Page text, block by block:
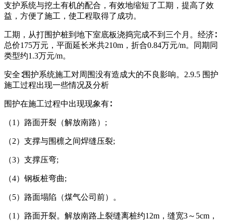
支护系统与挖土有机的配合，有效地缩短了工期，提高了效
益，方便了施工，使工程取得了成功。
工期，从打围护桩到地下室底板浇捣完成不到三个月。经济∶
总价175万元，平面延长米共210m，折合0.84万元/m。同期同
类型约1.3万元/m。
安全∶围护系统施工对周围没有造成大的不良影响。2.9.5 围护
施工过程出现一些情况及分析
围护在施工过程中出现现象有∶
（1）路面开裂（解放南路）;
（2）支撑与围檩之间焊缝压裂;
（3）支撑压弯;
（4）钢板桩弯曲;
（5）路面塌陷（煤气公司前）。
（1）路面开裂。解放南路上裂缝离桩约12m，缝宽3～5cm，